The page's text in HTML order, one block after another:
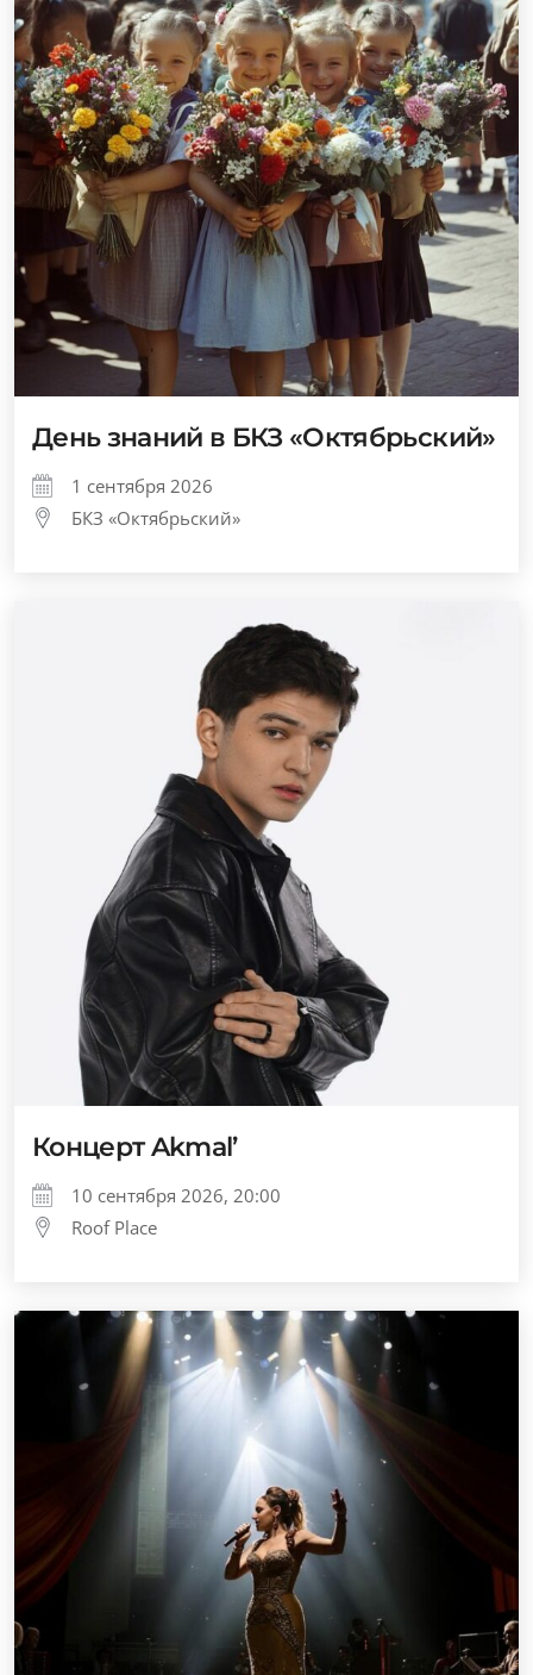
День знаний в БКЗ «Октябрьский»
1 сентября 2026
БКЗ «Октябрьский»
Концерт Akmal’
10 сентября 2026, 20:00
Roof Place